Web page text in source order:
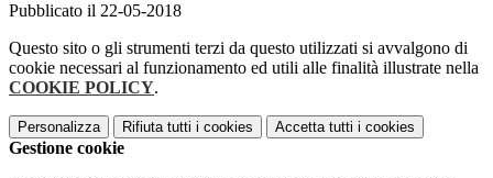
Pubblicato il 22-05-2018
Questo sito o gli strumenti terzi da questo utilizzati si avvalgono di
cookie necessari al funzionamento ed utili alle finalità illustrate nella
COOKIE POLICY.
Personalizza Rifiuta tutti i cookies Accetta tutti i cookies
Gestione cookie